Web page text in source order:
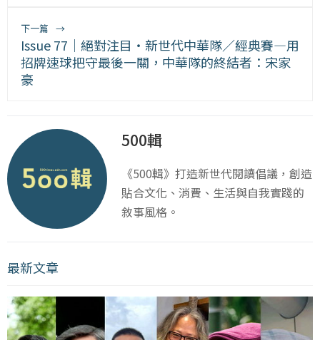
下一篇 →
Issue 77｜絕對注目・新世代中華隊／經典賽—用
招牌速球把守最後一關，中華隊的終結者：宋家
豪
500輯
《500輯》打造新世代閱讀倡議，創造
貼合文化、消費、生活與自我實踐的
敘事風格。
最新文章